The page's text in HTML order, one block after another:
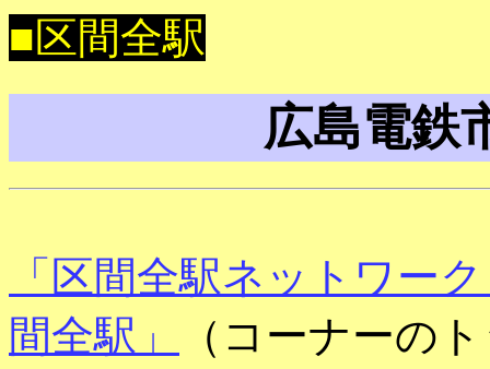
■区間全駅
広島電
「区間全駅ネットワー
間全駅」
（コーナーの